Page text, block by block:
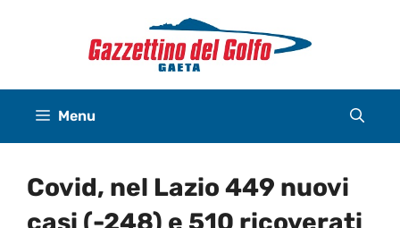
Menu
Covid, nel Lazio 449 nuovi
casi (-248) e 510 ricoverati